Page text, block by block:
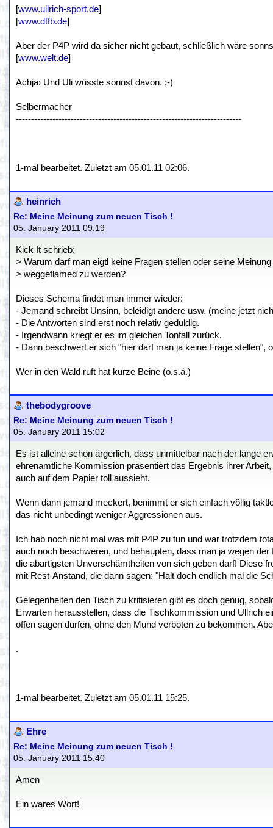
[www.ullrich-sport.de]
[www.dtfb.de]
Aber der P4P wird da sicher nicht gebaut, schließlich wäre
[www.welt.de]
Achja: Und Uli wüsste sonnst davon. ;-)
Selbermacher
--------------------------------------------------------------------------
1-mal bearbeitet. Zuletzt am 05.01.11 02:06.
heinrich
Re: Meine Meinung zum neuen Tisch !
05. January 2011 09:19
Kick It schrieb:
> Warum darf man eigtl keine Fragen stellen oder seine
> weggeflamed zu werden?
Dieses Schema findet man immer wieder:
- Jemand schreibt Unsinn, beleidigt andere usw. (meine jetzt
- Die Antworten sind erst noch relativ geduldig.
- Irgendwann kriegt er es im gleichen Tonfall zurück.
- Dann beschwert er sich "hier darf man ja keine Frage stellen",
Wer in den Wald ruft hat kurze Beine (o.s.ä.)
thebodygroove
Re: Meine Meinung zum neuen Tisch !
05. January 2011 15:02
Es ist alleine schon ärgerlich, dass unmittelbar nach der lange
ehrenamtliche Kommission präsentiert das Ergebnis ihrer
auch auf dem Papier toll aussieht.
Wenn dann jemand meckert, benimmt er sich einfach völlig
das nicht unbedingt weniger Aggressionen aus.
Ich hab noch nicht mal was mit P4P zu tun und war trotzdem
auch noch beschweren, und behaupten, dass man ja wegen
die abartigsten Unverschämtheiten von sich geben darf! Diese
mit Rest-Anstand, die dann sagen: "Halt doch endlich mal die
Gelegenheiten den Tisch zu kritisieren gibt es doch genug,
Erwarten herausstellen, dass die Tischkommission und Ullrich
offen sagen dürfen, ohne den Mund verboten zu bekommen.
.
1-mal bearbeitet. Zuletzt am 05.01.11 15:25.
Ehre
Re: Meine Meinung zum neuen Tisch !
05. January 2011 15:40
Amen
Ein wares Wort!